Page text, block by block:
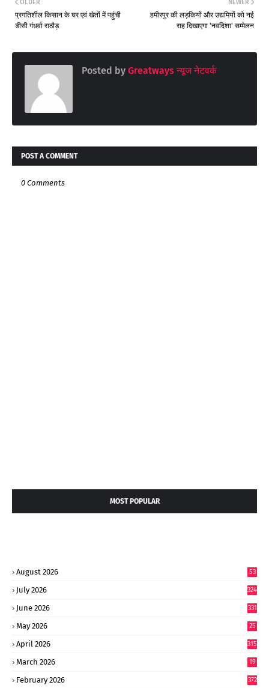
NEWER
हमीरपुर की लड़कियों और उद्यमियों को नई
राह दिखाएगा 'नवदिशा' सम्मेलन
OLDER
प्रगतिशील किसान के घर एवं खेतों में पहुंची
डीसी गंधर्वा राठौड़
Posted by Greatways न्यूज नेटवर्क
POST A COMMENT
0 Comments
MOST POPULAR
August 2026 53
July 2026 324
June 2026 331
May 2026
25
April 2026 315
March 2026
19
February 2026 372